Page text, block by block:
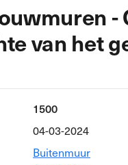
-
van het
1500
04-03-2024
Buitenmuur